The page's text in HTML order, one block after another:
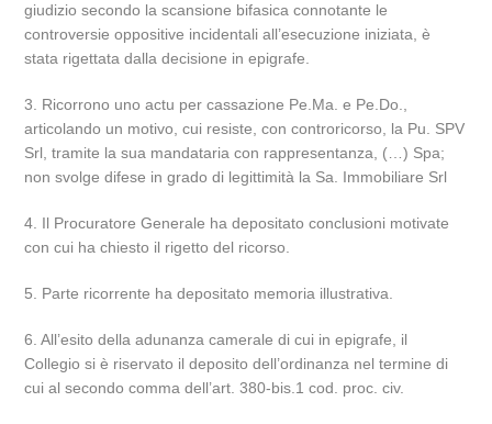
giudizio secondo la scansione bifasica connotante le
controversie oppositive incidentali all’esecuzione iniziata, è
stata rigettata dalla decisione in epigrafe.
3. Ricorrono uno actu per cassazione Pe.Ma. e Pe.Do.,
articolando un motivo, cui resiste, con controricorso, la Pu. SPV
Srl, tramite la sua mandataria con rappresentanza, (…) Spa;
non svolge difese in grado di legittimità la Sa. Immobiliare Srl
4. Il Procuratore Generale ha depositato conclusioni motivate
con cui ha chiesto il rigetto del ricorso.
5. Parte ricorrente ha depositato memoria illustrativa.
6. All’esito della adunanza camerale di cui in epigrafe, il
Collegio si è riservato il deposito dell’ordinanza nel termine di
cui al secondo comma dell’art. 380-bis.1 cod. proc. civ.